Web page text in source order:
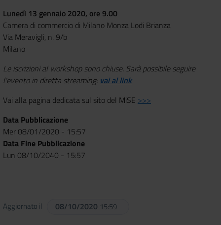
Lunedì 13 gennaio 2020, ore 9.00
Camera di commercio di Milano Monza Lodi Brianza
Via Meravigli, n. 9/b
Milano
Le iscrizioni al workshop sono chiuse. Sarà possibile seguire
l'evento in diretta streaming: vai al link
Vai alla pagina dedicata sul sito del MiSE >>>
Data Pubblicazione
Mer 08/01/2020 - 15:57
Data Fine Pubblicazione
Lun 08/10/2040 - 15:57
Aggiornato il 08/10/2020 15:59